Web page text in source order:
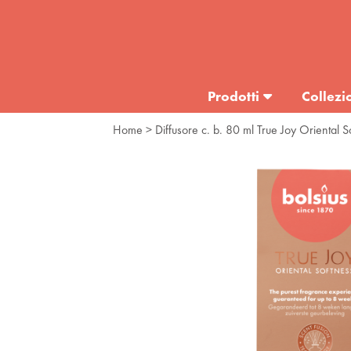
Prodotti
Home > Diffusore c. b. 80 ml True Joy Oriental